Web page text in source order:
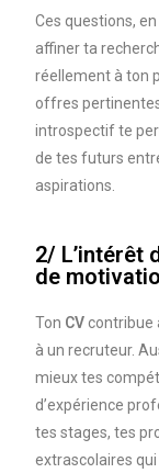
Ces questions,
affiner ta
réellement à ton
offres pertinentes
introspectif te
de tes futurs
aspirations.
2/ L’intérêt
de
Ton CV contribue
à un recruteur.
mieux tes
d’expérience
tes stages, tes
extrascolaires